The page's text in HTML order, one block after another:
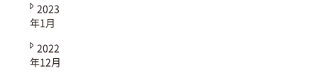
2023
年1月
2022
年12月